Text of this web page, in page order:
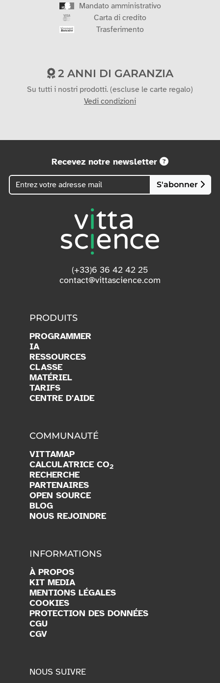
Mandato amministrativo
Carta di credito
Trasferimento
2 ANNI DI GARANZIA
Su tutti i nostri prodotti. (escluse le carte regalo)
Vedi condizioni
Recevez notre newsletter
S'abonner
(+33)6 36 42 42 25
contact@vittascience.com
PRODUITS
PROGRAMMER
IA
RESSOURCES
CLASSE
MATÉRIEL
TARIFS
CENTRE D'AIDE
COMMUNAUTÉ
VITTAMAP
CALCULATRICE CO2
RECHERCHE
PARTENAIRES
OPEN SOURCE
BLOG
NOUS REJOINDRE
INFORMATIONS
À PROPOS
KIT MEDIA
MENTIONS LÉGALES
COOKIES
PROTECTION DES DONNÉES
CGU
CGV
NOUS SUIVRE